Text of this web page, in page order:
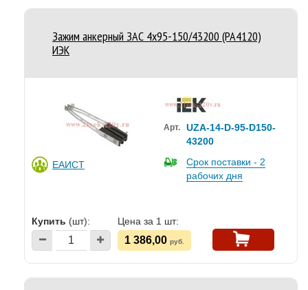
Зажим анкерный ЗАС 4х95-150/43200 (PA4120)
ИЭК
ЕАИСТ
Арт.
UZA-14-D-95-D150-
43200
Срок поставки - 2
рабочих дня
Купить (шт): Цена за 1 шт:
1 386,00 руб.